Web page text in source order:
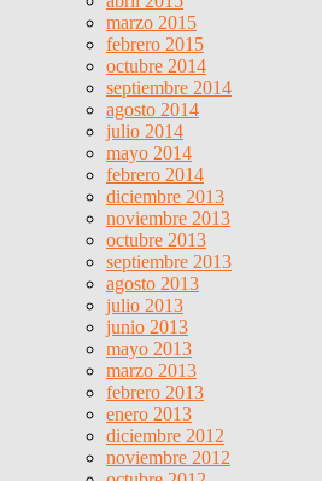
marzo 2015
febrero 2015
octubre 2014
septiembre 2014
agosto 2014
julio 2014
mayo 2014
febrero 2014
diciembre 2013
noviembre 2013
octubre 2013
septiembre 2013
agosto 2013
julio 2013
junio 2013
mayo 2013
marzo 2013
febrero 2013
enero 2013
diciembre 2012
noviembre 2012